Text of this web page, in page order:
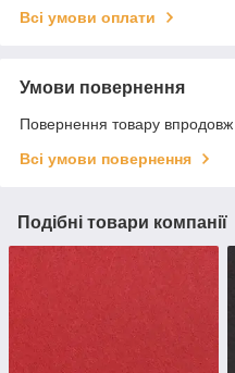
Всі умови оплати
Умови повернення
Повернення товару впродовж
Всі умови повернення
Подібні товари компанії